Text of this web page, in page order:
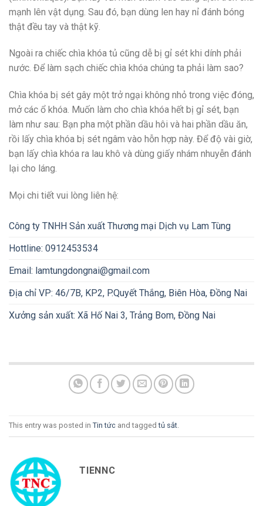
mạnh lên vật dụng. Sau đó, bạn dùng len hay nỉ đánh bóng
thật đều tay và thật kỹ.
Ngoài ra chiếc chìa khóa tủ cũng dễ bị gỉ sét khi dính phải
nước. Để làm sạch chiếc chìa khóa chúng ta phải làm sao?
Chìa khóa bị sét gây một trở ngại không nhỏ trong việc đóng,
mở các ổ khóa. Muốn làm cho chìa khóa hết bị gỉ sét, bạn
làm như sau: Bạn pha một phần dầu hôi và hai phần dầu ăn,
rồi lấy chìa khóa bị sét ngâm vào hỗn hợp này. Để độ vài giờ,
bạn lấy chìa khóa ra lau khô và dùng giấy nhám nhuyễn đánh
lại cho láng.
Mọi chi tiết vui lòng liên hệ:
Công ty TNHH Sản xuất Thương mại Dịch vụ Lam Tùng
Hottline: 0912453534
Email: lamtungdongnai@gmail.com
Địa chỉ VP: 46/7B, KP2, P.Quyết Thắng, Biên Hòa, Đồng Nai
Xưởng sản xuất: Xã Hố Nai 3, Trảng Bom, Đồng Nai
This entry was posted in Tin tức and taggedtủ sắt.
TIENNC